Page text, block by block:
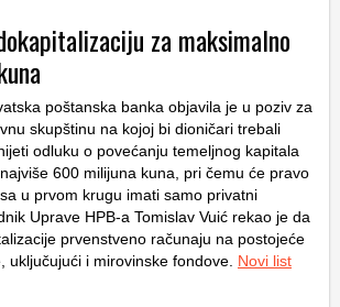
za maksimalno
poštanska banka objavila je u poziv za
skupštinu na kojoj bi dioničari trebali
odluku o povećanju temeljnog kapitala
600 milijuna kuna, pri čemu će pravo
u prvom krugu imati samo privatni
Uprave HPB-a Tomislav Vuić rekao je da
prvenstveno računaju na postojeće
uključujući i mirovinske fondove. Novi list